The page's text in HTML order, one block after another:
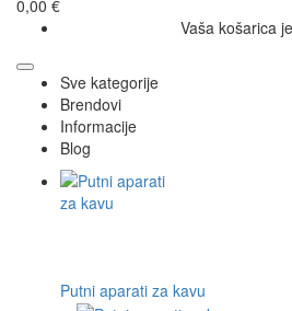
0,00 €
Vaša košarica
Sve kategorije
Brendovi
Informacije
Blog
Putni aparati za kavu